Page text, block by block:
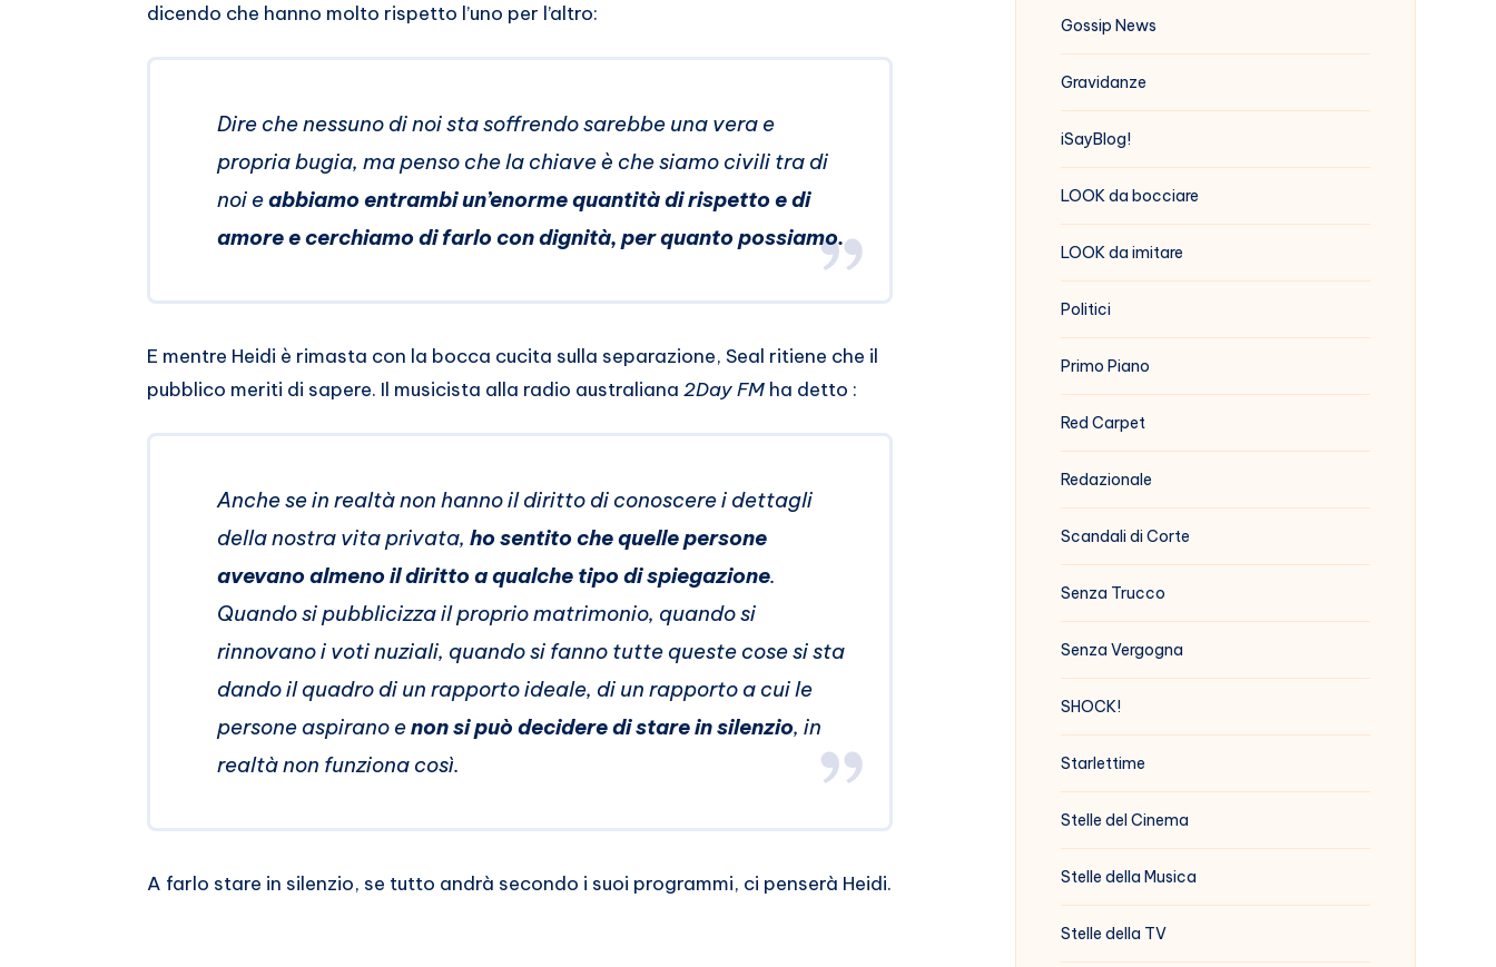
dicendo che hanno molto rispetto l’uno per l’altro:
Dire che nessuno di noi sta soffrendo sarebbe una vera e
propria bugia, ma penso che la chiave è che siamo civili tra di
noi eabbiamo entrambi un’enorme quantità di rispetto e di
amore e cerchiamo di farlo con dignità, per quanto possiamo.
E mentre Heidi è rimasta con la bocca cucita sulla separazione, Seal ritiene che il
pubblico meriti di sapere. Il musicista alla radio australiana 2Day FM ha detto :
Anche se in realtà non hanno il diritto di conoscere i dettagli
della nostra vita privata, ho sentito che quelle persone
avevano almeno il diritto a qualche tipo di spiegazione.
Quando si pubblicizza il proprio matrimonio, quando si
rinnovano i voti nuziali, quando si fanno tutte queste cose si sta
dando il quadro di un rapporto ideale, di un rapporto a cui le
persone aspirano enon si può decidere di stare in silenzio, in
realtà non funziona così.
A farlo stare in silenzio, se tutto andrà secondo i suoi programmi, ci penserà Heidi.
Gossip News
Gravidanze
iSayBlog!
LOOK da bocciare
LOOK da imitare
Politici
Primo Piano
Red Carpet
Redazionale
Scandali di Corte
Senza Trucco
Senza Vergogna
SHOCK!
Starlettime
Stelle del Cinema
Stelle della Musica
Stelle della TV